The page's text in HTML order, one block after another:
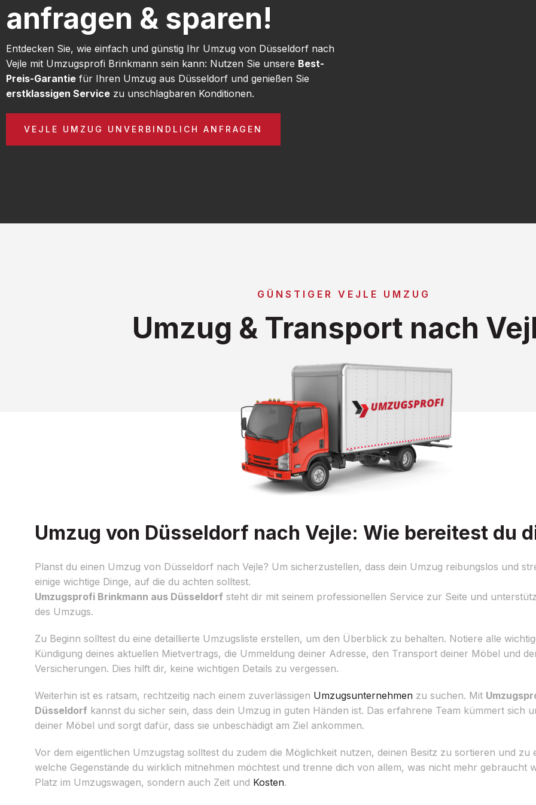
anfragen & sparen!
Entdecken Sie, wie einfach und günstig Ihr Umzug von Düsseldorf nach
Vejle mit Umzugsprofi Brinkmann sein kann: Nutzen Sie unsere Best-
Preis-Garantie für Ihren Umzug aus Düsseldorf und genießen Sie
erstklassigen Service zu unschlagbaren Konditionen.
VEJLE UMZUG UNVERBINDLICH ANFRAGEN
GÜNSTIGER VEJLE UMZUG
Umzug & Transport nach
Umzug von Düsseldorf nach Vejle: Wie bereitest du
Planst du einen Umzug von Düsseldorf nach Vejle? Um sicherzustellen, dass dein Umzug reibungslos und
einige wichtige Dinge, auf die du achten solltest.
Umzugsprofi Brinkmann aus Düsseldorf steht dir mit seinem professionellen Service zur Seite und
des Umzugs.
Zu Beginn solltest du eine detaillierte Umzugsliste erstellen, um den Überblick zu behalten. Notiere alle
Kündigung deines aktuellen Mietvertrags, die Ummeldung deiner Adresse, den Transport deiner Möbel und
Versicherungen. Dies hilft dir, keine wichtigen Details zu vergessen.
Weiterhin ist es ratsam, rechtzeitig nach einem zuverlässigen Umzugsunternehmen zu suchen. Mit
Düsseldorf kannst du sicher sein, dass dein Umzug in guten Händen ist. Das erfahrene Team kümmert sich
deiner Möbel und sorgt dafür, dass sie unbeschädigt am Ziel ankommen.
Vor dem eigentlichen Umzugstag solltest du zudem die Möglichkeit nutzen, deinen Besitz zu sortieren und zu
welche Gegenstände du wirklich mitnehmen möchtest und trenne dich von allem, was nicht mehr gebraucht
Platz im Umzugswagen, sondern auch Zeit und Kosten.